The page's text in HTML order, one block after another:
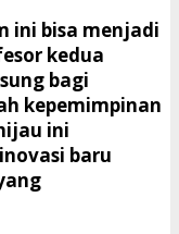
ini bisa menjadi
kedua
bagi
kepemimpinan
ini
baru